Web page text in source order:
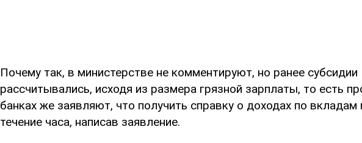
Почему так, в министерстве не комментируют, но ранее субсидии
рассчитывались, исходя из размера грязной зарплаты, то есть
банках же заявляют, что получить справку о доходах по
течение часа, написав заявление.